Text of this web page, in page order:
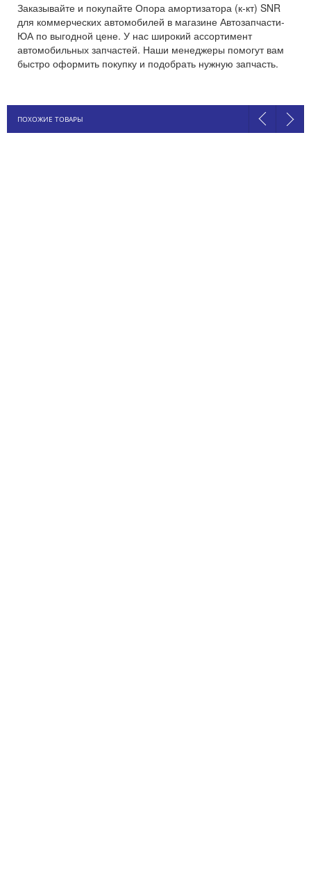
Заказывайте и покупайте Опора амортизатора (к-кт) SNR
для коммерческих автомобилей в магазине Автозапчасти-
ЮА по выгодной цене. У нас широкий ассортимент
автомобильных запчастей. Наши менеджеры помогут вам
быстро оформить покупку и подобрать нужную запчасть.
ПОХОЖИЕ ТОВАРЫ